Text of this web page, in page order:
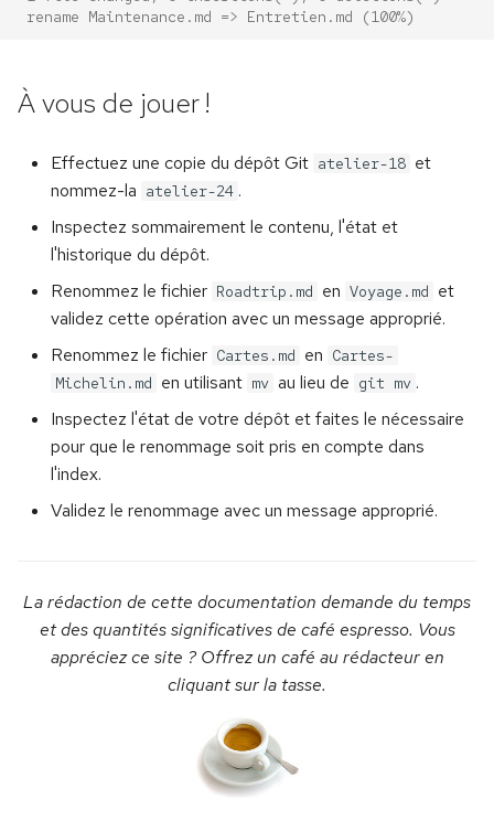
rename Maintenance.md => Entretien.md (100%)
À vous de jouer !
Effectuez une copie du dépôt Git atelier-18 et
nommez-la atelier-24 .
Inspectez sommairement le contenu, l'état et
l'historique du dépôt.
Renommez le fichier Roadtrip.md en Voyage.md et
validez cette opération avec un message approprié.
Renommez le fichier Cartes.md en Cartes-
Michelin.md en utilisant mv au lieu de git mv .
Inspectez l'état de votre dépôt et faites le nécessaire
pour que le renommage soit pris en compte dans
l'index.
Validez le renommage avec un message approprié.
La rédaction de cette documentation demande du temps
et des quantités significatives de café espresso. Vous
appréciez ce site ? Offrez un café au rédacteur en
cliquant sur la tasse.